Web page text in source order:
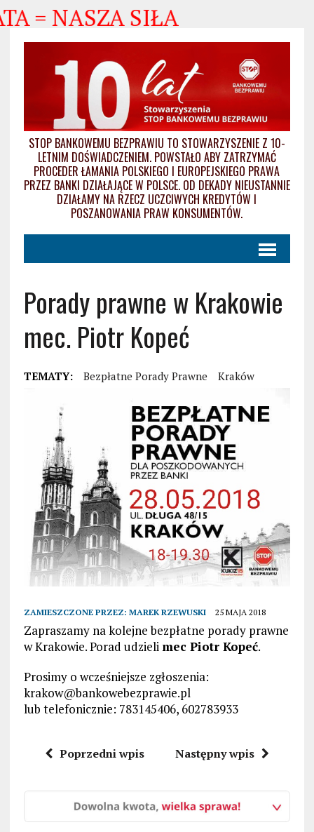
NASZA SIŁA
STOP BANKOWEMU BEZPRAWIU TO STOWARZYSZENIE Z 10-
LETNIM DOŚWIADCZENIEM. POWSTAŁO ABY ZATRZYMAĆ
PROCEDER ŁAMANIA POLSKIEGO I EUROPEJSKIEGO PRAWA
PRZEZ BANKI DZIAŁAJĄCE W POLSCE. OD DEKADY NIEUSTANNIE
DZIAŁAMY NA RZECZ UCZCIWYCH KREDYTÓW I
POSZANOWANIA PRAW KONSUMENTÓW.
Porady prawne w Krakowie
mec. Piotr Kopeć
TEMATY: Bezpłatne Porady Prawne Kraków
ZAMIESZCZONE PRZEZ: MAREK RZEWUSKI 25 MAJA 2018
Zapraszamy na kolejne bezpłatne porady prawne
w Krakowie. Porad udzieli mec Piotr Kopeć.
Prosimy o wcześniejsze zgłoszenia:
krakow@bankowebezprawie.pl
lub telefonicznie: 783145406, 602783933
Poprzedni wpis Następny wpis